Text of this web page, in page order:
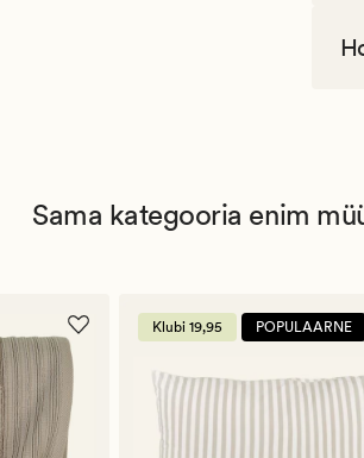
Sama kategooria enim
Klubi 19,95 POPULAARNE